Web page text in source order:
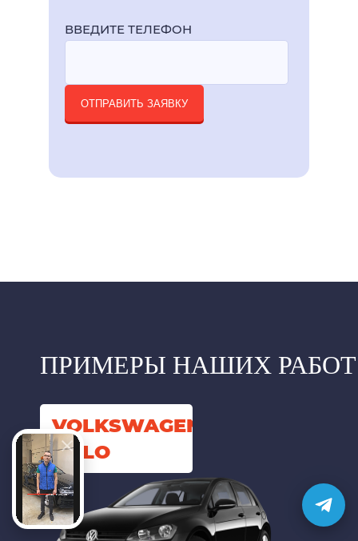
ВВЕДИТЕ ТЕЛЕФОН
ОТПРАВИТЬ ЗАЯВКУ
ПРИМЕРЫ НАШИХ РАБОТ
VOLKSWAGEN
POLO